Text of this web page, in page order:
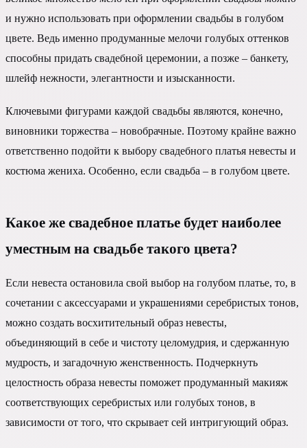
и нужно использовать при оформлении свадьбы в голубом
цвете. Ведь именно продуманные мелочи голубых оттенков
способны придать свадебной церемонии, а позже – банкету,
шлейф нежности, элегантности и изысканности.
Ключевыми фигурами каждой свадьбы являются, конечно,
виновники торжества – новобрачные. Поэтому крайне важно
ответственно подойти к выбору свадебного платья невесты и
костюма жениха. Особенно, если свадьба – в голубом цвете.
Какое же свадебное платье будет наиболее
уместным на свадьбе такого цвета?
Если невеста остановила свой выбор на голубом платье, то, в
сочетании с аксессуарами и украшениями серебристых тонов,
можно создать восхитительный образ невесты,
объединяющий в себе и чистоту целомудрия, и сдержанную
мудрость, и загадочную женственность. Подчеркнуть
целостность образа невесты поможет продуманный макияж
соответствующих серебристых или голубых тонов, в
зависимости от того, что скрывает сей интригующий образ.